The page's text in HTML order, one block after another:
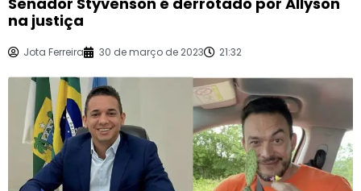
na justiça
Jota Ferreira 30 de março de 2023 21:32